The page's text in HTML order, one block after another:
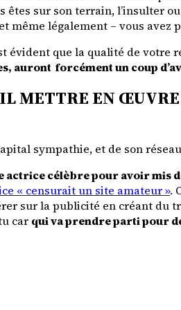
êtes sur son terrain, l’insulter
même légalement – vous avez
évident que la qualité de votre
auront forcément un coup
METTRE EN ŒUVRE
sympathie, et de son
actrice célèbre pour avoir mis
« censurait un site amateur ».
sur la publicité en créant du
car qui va prendre parti pour